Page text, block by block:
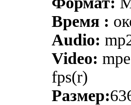
Время :
Audio:
Video:
fps(r)
Размер: